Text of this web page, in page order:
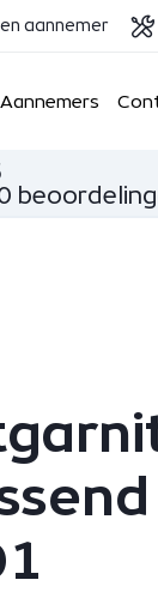
aannemer
Aannemers